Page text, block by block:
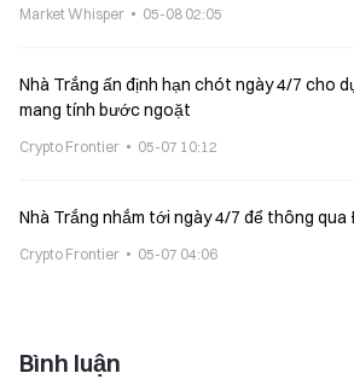
Market Whisper 05-08 02:05
Nhà Trắng ấn định hạn chót ngày 4/7 cho
mang tính bước ngoặt
Crypto Frontier 05-07 10:12
Nhà Trắng nhắm tới ngày 4/7 để thông
Crypto Frontier 05-07 04:06
Bình luận